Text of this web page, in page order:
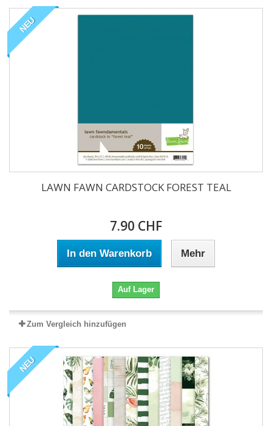
NEU
LAWN FAWN CARDSTOCK FOREST TEAL
7.90 CHF
In den Warenkorb Mehr
Auf Lager
Zum Vergleich hinzufügen
NEU